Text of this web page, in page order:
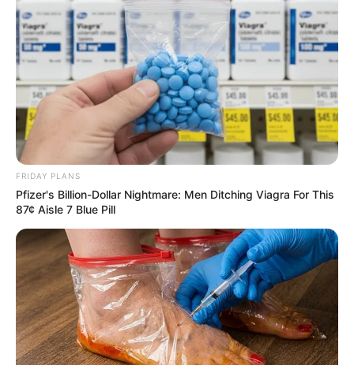
FRIDAY PLANS
Pfizer's Billion-Dollar Nightmare: Men Ditching Viagra For This
87¢ Aisle 7 Blue Pill